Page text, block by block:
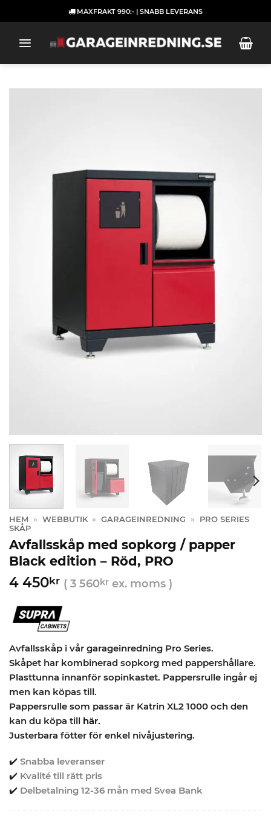
to
MAXFRAKT 990:- | SNABB LEVERANS
HEM » WEBBUTIK » GARAGEINREDNING »
PRO SERIES
SKÅP
Avfallsskåp med sopkorg / papper
Black edition – Röd, PRO
4 450kr ( 3 560kr ex. moms )
Avfallsskåp i vår garageinredning Pro Series.
Skåpet har kombinerad sopkorg med pappershållare.
Plasttunna innanför sopinkastet. Pappersrulle ingår ej
men kan köpas till.
Pappersrulle som passar är Katrin XL2 1000 och den
kan du köpa till här.
Justerbara fötter för enkel nivåjustering.
✔️ Snabba leveranser
✔️ Kvalité till rätt pris
✔️ Delbetalning 12-36 mån med Svea Bank